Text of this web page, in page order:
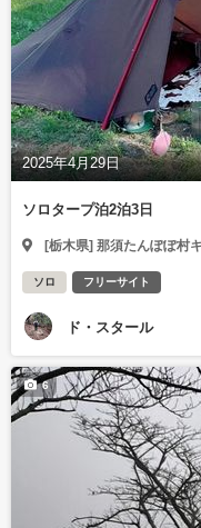
2025年4月29日
ソロタープ泊2泊3日
[栃木県] 那須たんぽぽ村
ソロ フリーサイト
ド・スタール
6